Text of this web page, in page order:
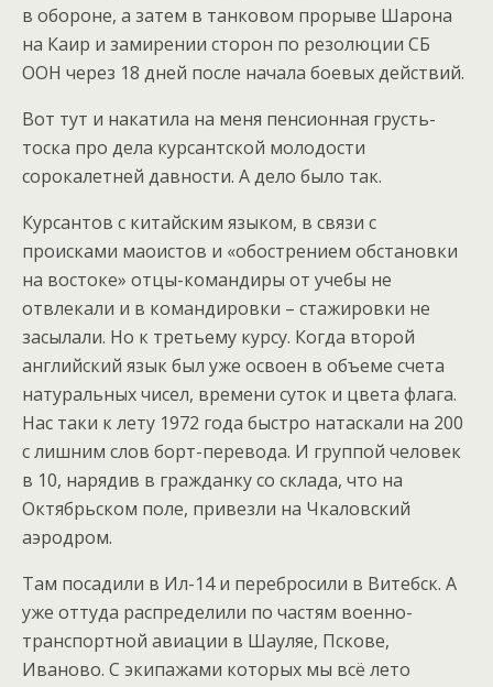
в обороне, а затем в танковом прорыве Шарона
на Каир и замирении сторон по резолюции СБ
ООН через 18 дней после начала боевых действий.
Вот тут и накатила на меня пенсионная грусть-
тоска про дела курсантской молодости
сорокалетней давности. А дело было так.
Курсантов с китайским языком, в связи с
происками маоистов и «обострением обстановки
на востоке» отцы-командиры от учебы не
отвлекали и в командировки – стажировки не
засылали. Но к третьему курсу. Когда второй
английский язык был уже освоен в объеме счета
натуральных чисел, времени суток и цвета флага.
Нас таки к лету 1972 года быстро натаскали на 200
с лишним слов борт-перевода. И группой человек
в 10, нарядив в гражданку со склада, что на
Октябрьском поле, привезли на Чкаловский
аэродром.
Там посадили в Ил-14 и перебросили в Витебск. А
уже оттуда распределили по частям военно-
транспортной авиации в Шауляе, Пскове,
Иваново. С экипажами которых мы всё лето